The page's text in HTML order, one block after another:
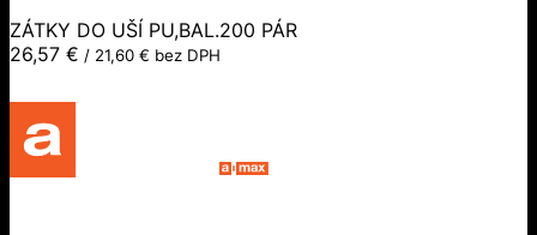
ZÁTKY DO UŠÍ PU,BAL.200 PÁR
26,57 € / 21,60 € bez DPH